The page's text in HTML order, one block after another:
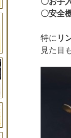
〇安全
特に リ
見た目